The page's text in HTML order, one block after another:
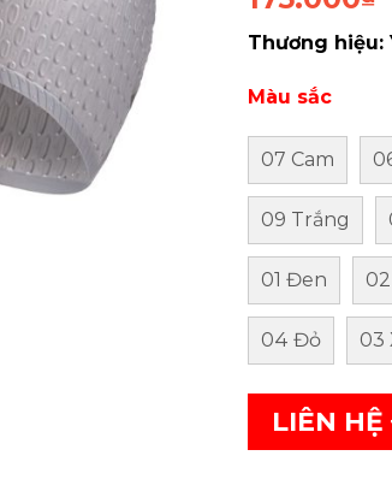
Thương hiệu:
Màu sắc
07 Cam
09 Trắng
01 Đen
04 Đỏ 03
LIÊN